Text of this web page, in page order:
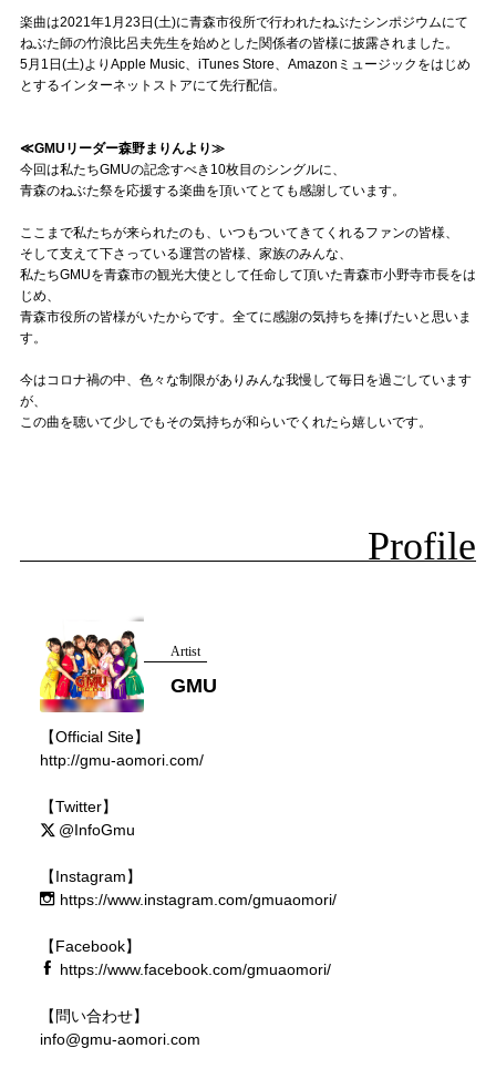
楽曲は2021年1月23日(土)に青森市役所で行われたねぶたシンポジウムにて
ねぶた師の竹浪比呂夫先生を始めとした関係者の皆様に披露されました。
5月1日(土)よりApple Music、iTunes Store、Amazonミュージックをはじめ
とするインターネットストアにて先行配信。
≪GMUリーダー森野まりんより≫
今回は私たちGMUの記念すべき10枚目のシングルに、
青森のねぶた祭を応援する楽曲を頂いてとても感謝しています。
ここまで私たちが来られたのも、いつもついてきてくれるファンの皆様、
そして支えて下さっている運営の皆様、家族のみんな、
私たちGMUを青森市の観光大使として任命して頂いた青森市小野寺市長をは
じめ、
青森市役所の皆様がいたからです。全てに感謝の気持ちを捧げたいと思いま
す。
今はコロナ禍の中、色々な制限がありみんな我慢して毎日を過ごしています
が、
この曲を聴いて少しでもその気持ちが和らいでくれたら嬉しいです。
Profile
Artist
GMU
【Official Site】
http://gmu-aomori.com/
【Twitter】
@InfoGmu
【Instagram】
https://www.instagram.com/gmuaomori/
【Facebook】
https://www.facebook.com/gmuaomori/
【問い合わせ】
info@gmu-aomori.com